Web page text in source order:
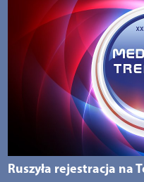
Ruszyła rejestracja na